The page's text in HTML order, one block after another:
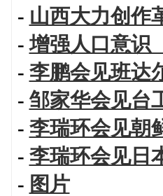
- 山西大力创作
-增强人口意识
- 李鹏会见班达
- 邹家华会见台
- 李瑞环会见朝
- 李瑞环会见日
- 图片